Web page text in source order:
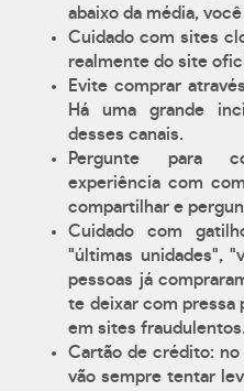
abaixo da média,
Cuidado com sites
realmente do site
Evite comprar
Há uma grande
desses canais.
Pergunte para
experiência com
compartilhar e
Cuidado com
"últimas unidades",
pessoas já
te deixar com pressa
em sites fraudulentos.
Cartão de crédito:
vão sempre tentar